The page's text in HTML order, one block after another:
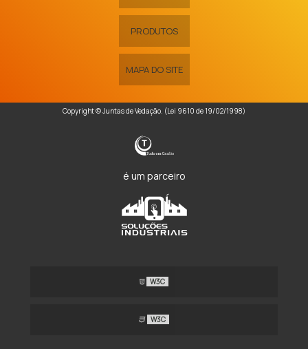
PRODUTOS
MAPA DO SITE
Copyright © Juntas de Vedação. (Lei 9610 de 19/02/1998)
é um parceiro
W3C
W3C